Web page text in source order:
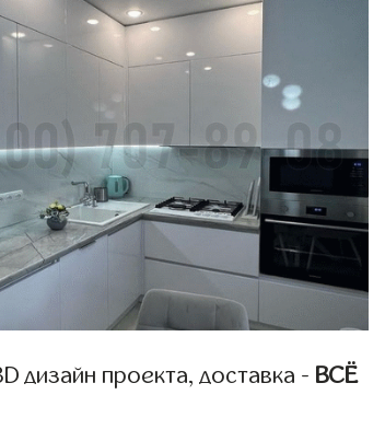
дизайн проекта, доставка - ВСЁ